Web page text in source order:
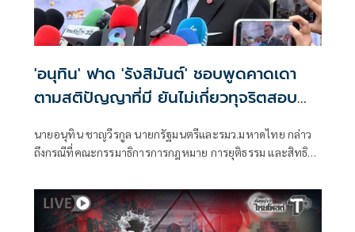
'อนุทิน' ฟาด 'รังสิมันต์' ชอบพูดคาดเดา
ตามสติปัญญาที่มี ยันไม่เกี่ยวทุจริตสอบ
นายอนุทิน ชาญวีรกูล นายกรัฐมนตรีและรมว.มหาดไทย กล่าว
ถึงกรณีที่คณะกรรมาธิการการกฎหมาย การยุติธรรม และสิทธิ
กรรมาธิการ มีการอ้างชื่อนายกรัฐมนตรี เข้าไปเกี่ยวข้องกับการ
ทุจริตสอบท้องถิ่น